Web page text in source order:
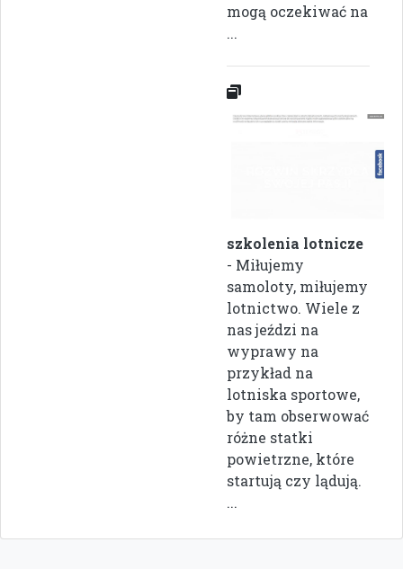
mogą oczekiwać na
...
szkolenia lotnicze
- Miłujemy
samoloty, miłujemy
lotnictwo. Wiele z
nas jeździ na
wyprawy na
przykład na
lotniska sportowe,
by tam obserwować
różne statki
powietrzne, które
startują czy lądują.
...